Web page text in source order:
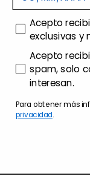
Customer
consenso
Acepto
exclusivas y
consenso
Acepto
spam, solo
interesan.
Para obtener más
privacidad.